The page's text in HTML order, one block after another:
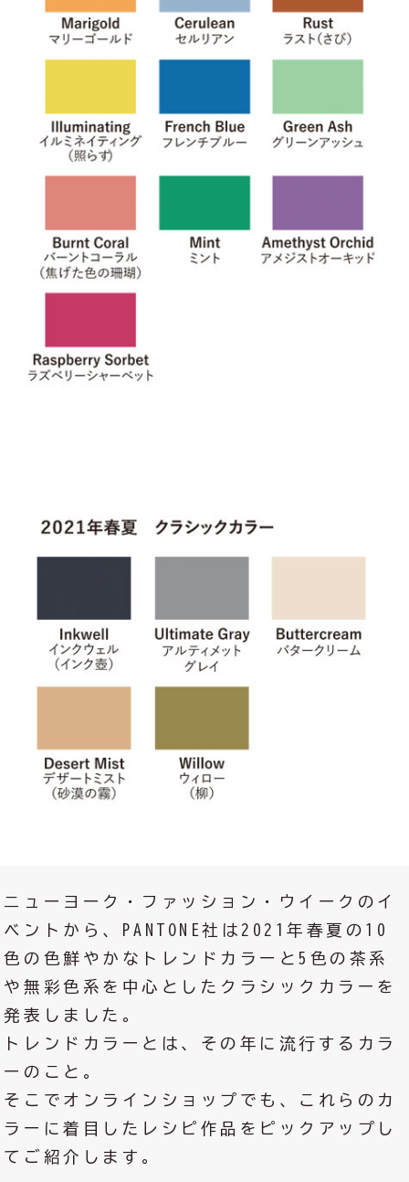
ニューヨーク・ファッション・ウイークのイ
ベントから、PANTONE社は2021年春夏の10
色の色鮮やかなトレンドカラーと5色の茶系
や無彩色系を中心としたクラシックカラーを
発表しました。
トレンドカラーとは、その年に流行するカラ
ーのこと。
そこでオンラインショップでも、これらのカ
ラーに着目したレシピ作品をピックアップし
てご紹介します。